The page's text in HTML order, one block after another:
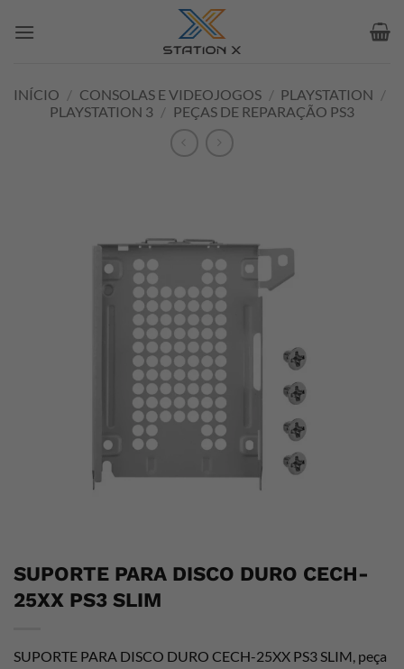
INÍCIO / CONSOLAS E VIDEOJOGOS / PLAYSTATION /
PLAYSTATION 3 / PEÇAS DE REPARAÇÃO PS3
SUPORTE PARA DISCO DURO CECH-
25XX PS3 SLIM
SUPORTE PARA DISCO DURO CECH-25XX PS3 SLIM, peça